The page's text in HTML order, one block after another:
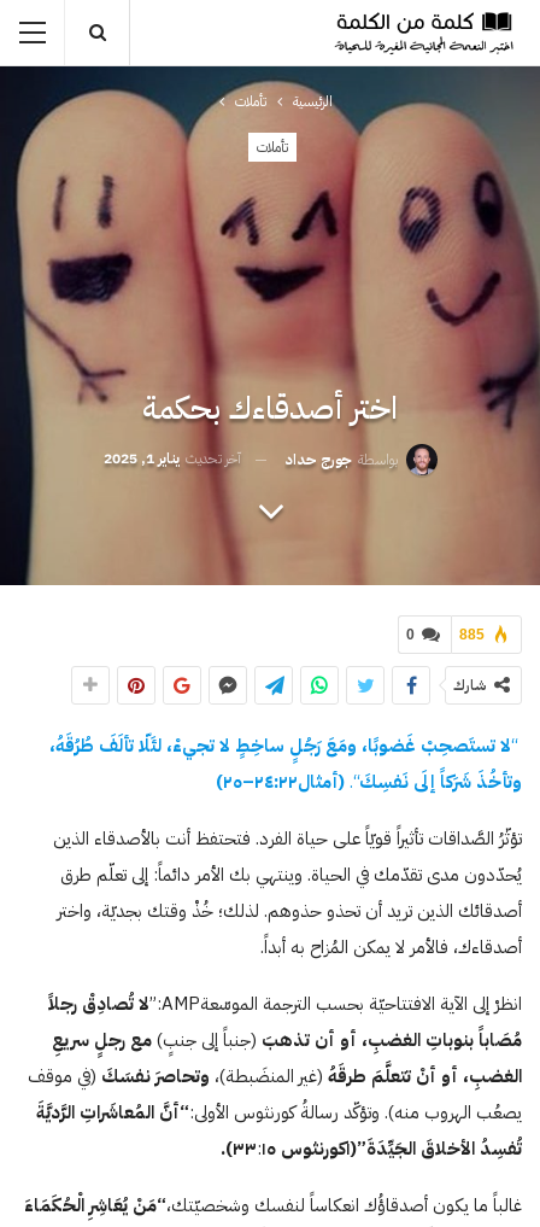
الرئيسية تأملات
تأملات
اختر أصدقاءك بحكمة
بواسطة جورج حداد آخر تحديث يناير 1, 2025
0 885
شارك
“لا تستَصحِبْ غَضوبًا، ومَعَ رَجُلٍ ساخِطٍ لا تجيءْ، لئَلّا تألَفَ طُرُقَهُ،
وتأخُذَ شَرَكاً إلَى نَفسِكَ“.(أمثال ٢٤:٢٢ –ە٢)
تؤثّرُ الصَّداقات تأثيراً قويّاً على حياة الفرد. فتحتفظ أنت بالأصدقاء الذين
يُحدّدون مدى تقدّمك في الحياة. وينتهي بك الأمر دائماً: إلى تعلّم طرق
أصدقائك الذين تريد أن تحذو حذوهم. لذلك؛ خُذْ وقتك بجديّة، واختر
أصدقاءك، فالأمر لا يمكن المُزاح به أبداً.
انظرْ إلى الآية الافتتاحيّة بحسب الترجمة الموسّعةAMP:”
لا تُصادِقْ رجلاً
مُصَاباً بنوباتِ الغضبِ، أو أن تذهبَ (جنباً إلى جنبٍ)مع رجلٍ سريعِ
الغضبِ، أو أنْ تتعلَّمَ طرقَهُ (غير المنضَبطة)، وتحاصرَ نفسَكَ (في موقف
يصعُب الهروب منه). وتؤكّد رسالةُ كورنثوس الأولى:“أنَّ المُعاشَراتِ الرَّديَّةَ
تُفسِدُ الأخلاقَ الجَيِّدَةَ”(۱كورنثوس ە ٣٣:۱ ).
غالباً ما يكون أصدقاؤُك انعكاساً لنفسك وشخصيّتك،“مَنْ يُعَاشِرِ الْحُكَمَاءَ